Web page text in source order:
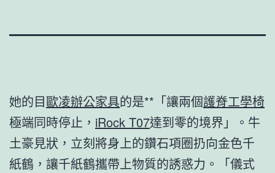
她的目歐凌辦公家具的是**「讓兩個護脊工學椅
極端同時停止， iRock T07達到零的境界」。牛
土豪見狀，立刻將身上的鑽石項圈扔向金色千
紙鶴，讓千紙鶴攜帶上物質的誘惑力。「儀式